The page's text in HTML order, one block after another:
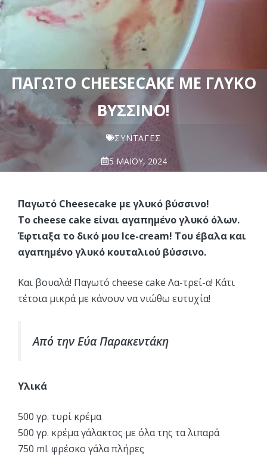
ΠΑΓΩΤΌ CHEESECAKE ΜΕ ΓΛΥΚΌ
ΒΎΣΣΙΝΟ!
ΣΥΝΤΑΓΈΣ
5 ΜΑΪ́ΟΥ, 2024
Παγωτό Cheesecake με γλυκό βύσσινο!
Το cheese cake είναι αγαπημένο γλυκό όλων.
Έφτιαξα το δικό μου Ice-cream! Του έβαλα και
αγαπημένο γλυκό κουταλιού βύσσινο.
Και βουαλά! Παγωτό cheese cake Λα-τρεί-α! Κάτι
τέτοια μικρά με κάνουν να νιώθω ευτυχία!
Από την Εύα Παρακεντάκη
Υλικά
500 γρ. τυρί κρέμα
500 γρ. κρέμα γάλακτος με όλα της τα λιπαρά
750 ml. φρέσκο γάλα πλήρες